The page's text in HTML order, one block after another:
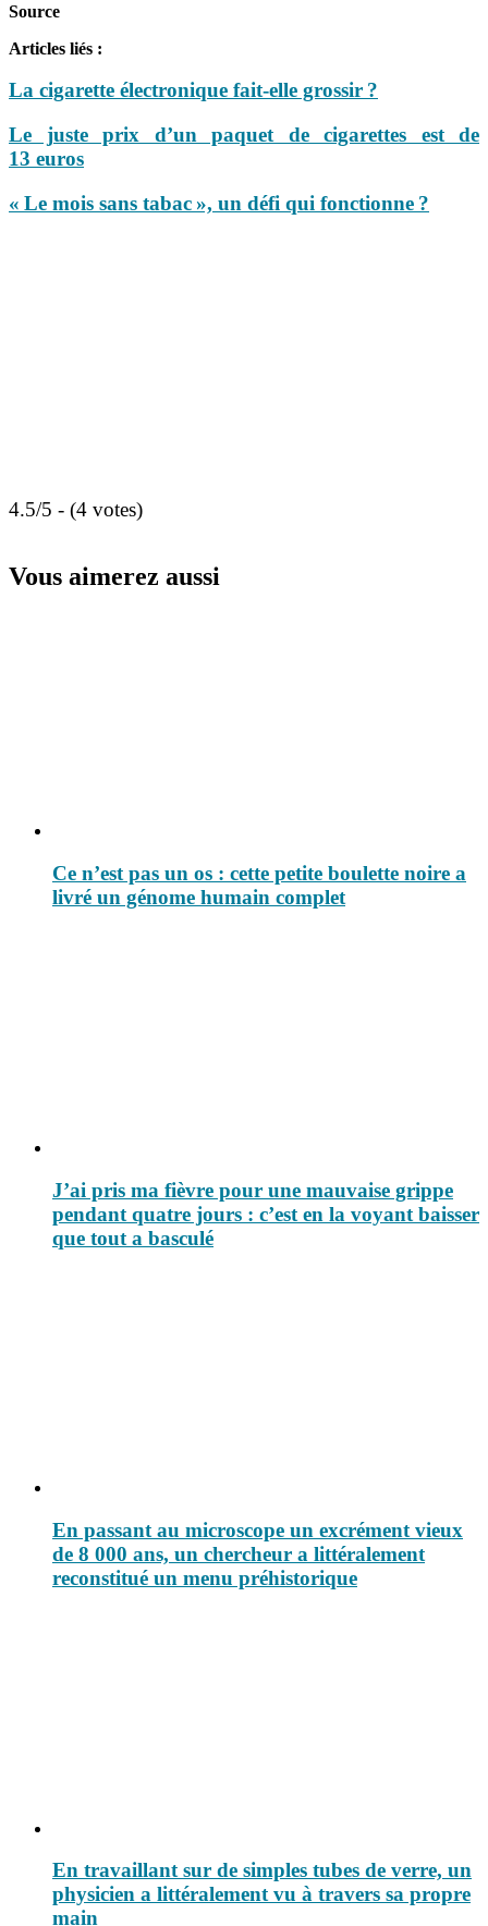
Source
Articles liés :
La cigarette électronique fait-elle grossir ?
Le juste prix d’un paquet de cigarettes est de
13 euros
« Le mois sans tabac », un défi qui fonctionne ?
4.5/5 - (4 votes)
Vous aimerez aussi
Ce n’est pas un os : cette petite boulette noire a
livré un génome humain complet
J’ai pris ma fièvre pour une mauvaise grippe
pendant quatre jours : c’est en la voyant baisser
que tout a basculé
En passant au microscope un excrément vieux
de 8 000 ans, un chercheur a littéralement
reconstitué un menu préhistorique
En travaillant sur de simples tubes de verre, un
physicien a littéralement vu à travers sa propre
main